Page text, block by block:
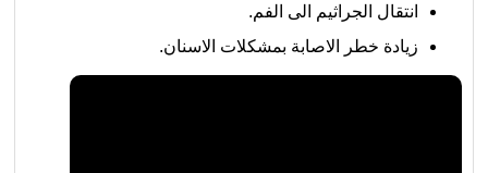
انتقال الجراثيم الى الفم.
زيادة خطر الاصابة بمشكلات الاسنان.